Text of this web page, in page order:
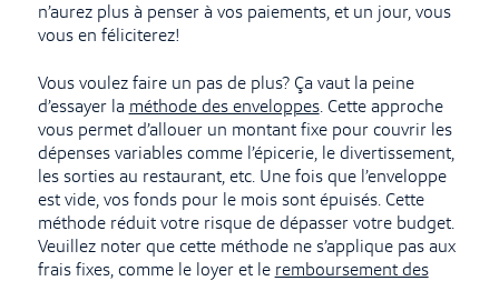
n’aurez plus à penser à vos paiements, et un jour, vous
vous en féliciterez!
Vous voulez faire un pas de plus? Ça vaut la peine
d’essayer la méthode des enveloppes. Cette approche
vous permet d’allouer un montant fixe pour couvrir les
dépenses variables comme l’épicerie, le divertissement,
les sorties au restaurant, etc. Une fois que l’enveloppe
est vide, vos fonds pour le mois sont épuisés. Cette
méthode réduit votre risque de dépasser votre budget.
Veuillez noter que cette méthode ne s’applique pas aux
frais fixes, comme le loyer et le remboursement des